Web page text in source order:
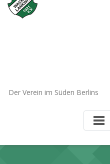
Der Verein im Süden Berlins